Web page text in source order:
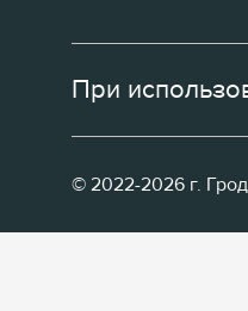
При
© 2022-2026 г.